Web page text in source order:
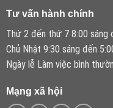
Tư vấn hành chính
Thứ 2 đến thứ 7 8:00 sáng
Chủ Nhật 9:30 sáng đến
Ngày lễ Làm việc bình
Mạng xã hội